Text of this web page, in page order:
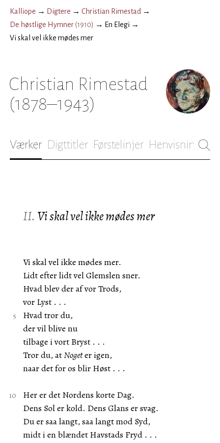
Kalliope → Digtere → Christian Rimestad →
De høstlige Hymner(1910) → En Elegi →
Vi skal vel ikke mødes mer
Christian Rimestad
(1878–1943)
Værker Digttitler Førstelinjer Henvisninger
II. Vi skal vel ikke mødes mer
Vi skal vel ikke mødes mer.
Lidt efter lidt vel Glemslen sner.
Hvad blev der af vor Trods,
vor Lyst . . .
Hvad tror du,
der vil blive nu
tilbage i vort Bryst . . .
Tror du, atNogeter igen,
naar det for os blir Høst . . .
Her er det Nordens korte Dag.
Dens Sol er kold. Dens Glans er svag.
Du er saa langt, saa langt mod Syd,
midt i en blændet Havstads Fryd . . .